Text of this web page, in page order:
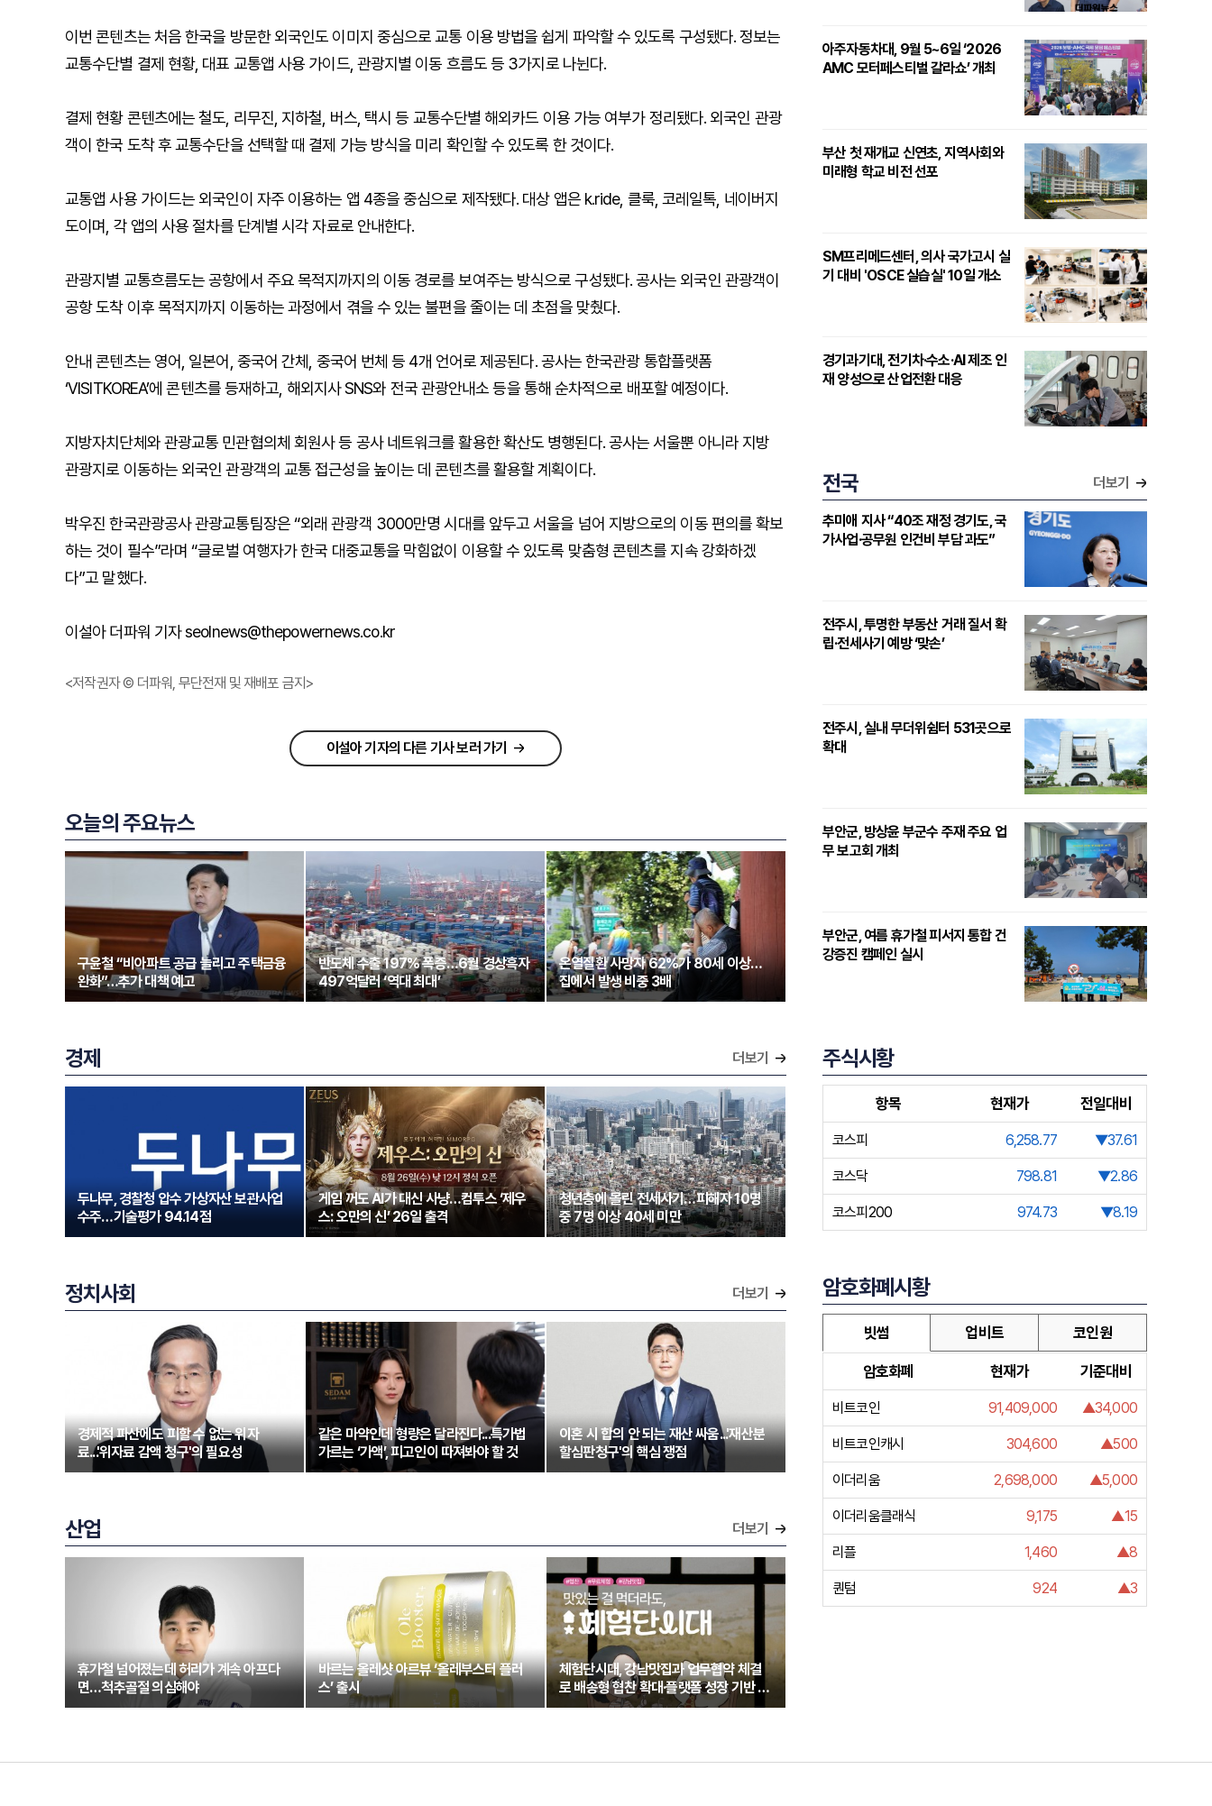
이번 콘텐츠는 처음 한국을 방문한 외국인도 이미지 중심으로 교통 이용 방법을 쉽게 파악할 수 있도록 구성됐다. 정보는
교통수단별 결제 현황, 대표 교통앱 사용 가이드, 관광지별 이동 흐름도 등 3가지로 나뉜다.
결제 현황 콘텐츠에는 철도, 리무진, 지하철, 버스, 택시 등 교통수단별 해외카드 이용 가능 여부가 정리됐다. 외국인 관광
객이 한국 도착 후 교통수단을 선택할 때 결제 가능 방식을 미리 확인할 수 있도록 한 것이다.
교통앱 사용 가이드는 외국인이 자주 이용하는 앱 4종을 중심으로 제작됐다. 대상 앱은 k.ride, 클룩, 코레일톡, 네이버지
도이며, 각 앱의 사용 절차를 단계별 시각 자료로 안내한다.
관광지별 교통흐름도는 공항에서 주요 목적지까지의 이동 경로를 보여주는 방식으로 구성됐다. 공사는 외국인 관광객이
공항 도착 이후 목적지까지 이동하는 과정에서 겪을 수 있는 불편을 줄이는 데 초점을 맞췄다.
안내 콘텐츠는 영어, 일본어, 중국어 간체, 중국어 번체 등 4개 언어로 제공된다. 공사는 한국관광 통합플랫폼
‘VISITKOREA’에 콘텐츠를 등재하고, 해외지사 SNS와 전국 관광안내소 등을 통해 순차적으로 배포할 예정이다.
지방자치단체와 관광교통 민관협의체 회원사 등 공사 네트워크를 활용한 확산도 병행된다. 공사는 서울뿐 아니라 지방
관광지로 이동하는 외국인 관광객의 교통 접근성을 높이는 데 콘텐츠를 활용할 계획이다.
박우진 한국관광공사 관광교통팀장은 “외래 관광객 3000만명 시대를 앞두고 서울을 넘어 지방으로의 이동 편의를 확보
하는 것이 필수”라며 “글로벌 여행자가 한국 대중교통을 막힘없이 이용할 수 있도록 맞춤형 콘텐츠를 지속 강화하겠
다”고 말했다.
이설아 더파워 기자 seolnews@thepowernews.co.kr
<저작권자 © 더파워, 무단전재 및 재배포 금지>
이설아 기자의 다른 기사 보러 가기
오늘의 주요뉴스
구윤철 “비아파트 공급 늘리고 주택금융
완화”…추가 대책 예고
반도체 수출 197% 폭증…6월 경상흑자
497억달러 ‘역대 최대’
온열질환 사망자 62%가 80세 이상…
집에서 발생 비중 3배
경제 더보기
두나무, 경찰청 압수 가상자산 보관사업
수주…기술평가 94.14점
게임 꺼도 AI가 대신 사냥…컴투스 ‘제우
스: 오만의 신’ 26일 출격
청년층에 몰린 전세사기…피해자 10명
중 7명 이상 40세 미만
정치사회 더보기
경제적 파산에도 피할 수 없는 위자
료...'위자료 감액 청구'의 필요성
같은 마약인데 형량은 달라진다...특가법
가르는 ‘가액’, 피고인이 따져봐야 할 것
이혼 시 합의 안 되는 재산 싸움...'재산분
할심판청구'의 핵심 쟁점
산업 더보기
휴가철 넘어졌는데 허리가 계속 아프다
면…척추골절 의심해야
바르는 올레샷 아르뷰 ‘올레부스터 플러
스’ 출시
체험단시대, 강남맛집과 업무협약 체결
로 배송형 협찬 확대·플랫폼 성장 기반 강
화
아주자동차대, 9월 5~6일 ‘2026
AMC 모터페스티벌 갈라쇼’ 개최
부산 첫 재개교 신연초, 지역사회와
미래형 학교 비전 선포
SM프리메드센터, 의사 국가고시 실
기 대비 'OSCE 실습실' 10일 개소
경기과기대, 전기차·수소·AI 제조 인
재 양성으로 산업전환 대응
전국 더보기
추미애 지사 “40조 재정 경기도, 국
가사업·공무원 인건비 부담 과도”
전주시, 투명한 부동산 거래 질서 확
립·전세사기 예방 ‘맞손’
전주시, 실내 무더위쉼터 531곳으로
확대
부안군, 방상윤 부군수 주재 주요 업
무 보고회 개최
부안군, 여름 휴가철 피서지 통합 건
강증진 캠페인 실시
주식시황
항목 현재가 전일대비
코스피 6,258.77 ▼37.61
코스닥 798.81 ▼2.86
코스피200 974.73 ▼8.19
암호화폐시황
빗썸 업비트 코인원
암호화폐 현재가 기준대비
비트코인 91,409,000 ▲34,000
비트코인캐시 304,600 ▲500
이더리움 2,698,000 ▲5,000
이더리움클래식 9,175 ▲15
리플 1,460 ▲8
퀀텀 924 ▲3